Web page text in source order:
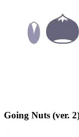
Going Nuts (ver.